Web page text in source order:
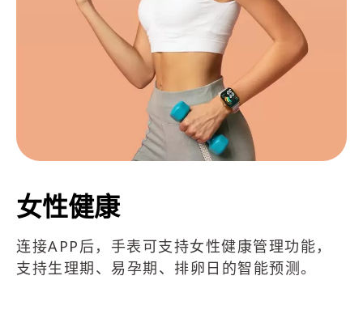
女性健康
连接APP后，手表可支持女性健康管理功能，
支持生理期、易孕期、排卵日的智能预测。